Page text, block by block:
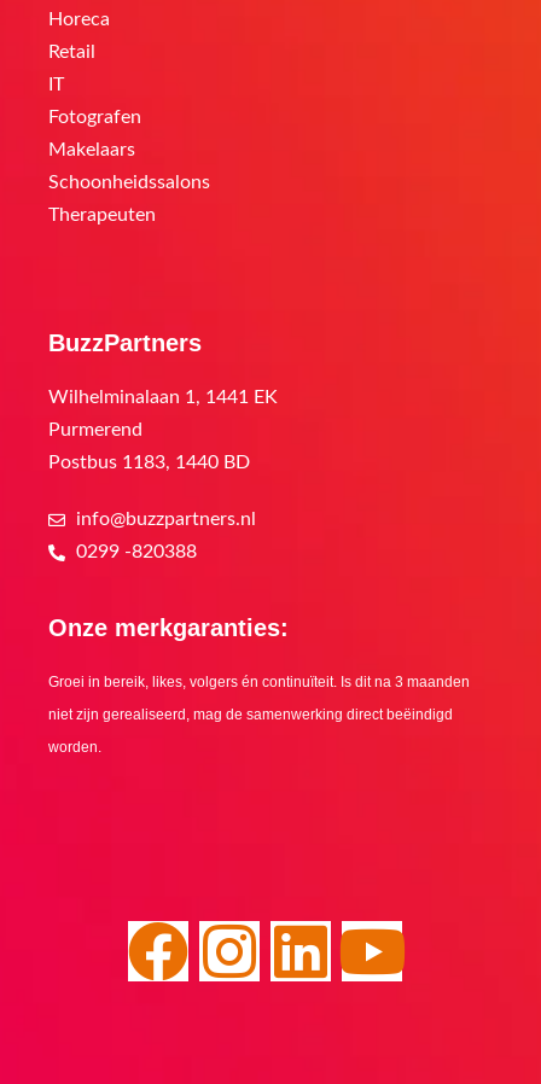
Horeca
Retail
IT
Fotografen
Makelaars
Schoonheidssalons
Therapeuten
BuzzPartners
Wilhelminalaan 1, 1441 EK
Purmerend
Postbus 1183, 1440 BD
info@buzzpartners.nl
0299 -820388
Onze merkgaranties:
Groei in bereik, likes, volgers én continuïteit. Is dit na 3 maanden
niet zijn gerealiseerd, mag de samenwerking direct beëindigd
worden.
F
I
L
Y